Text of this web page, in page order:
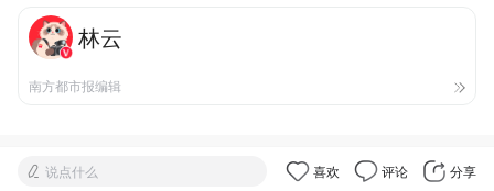
林云
南方都市报编辑
说点什么 喜欢 评论 分享